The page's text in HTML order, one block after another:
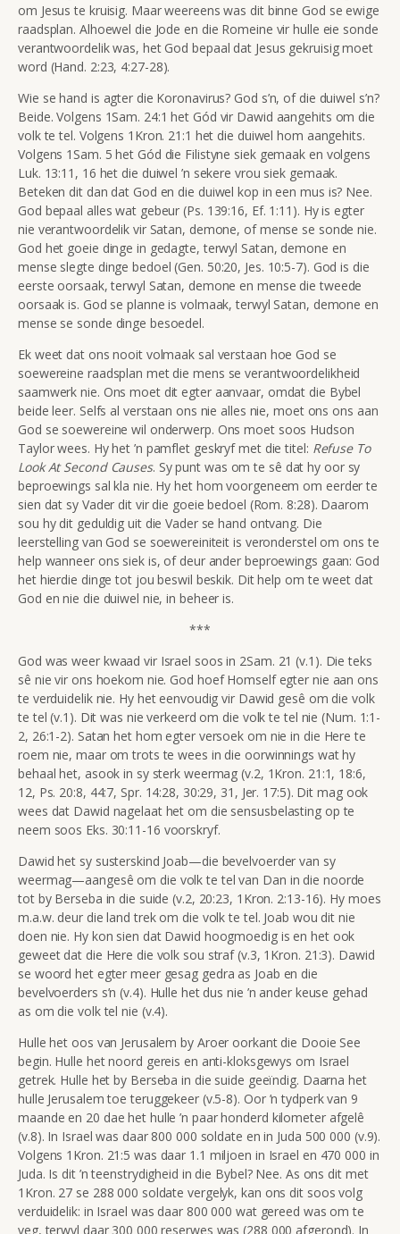
om Jesus te kruisig. Maar weereens was dit binne God se ewige
raadsplan. Alhoewel die Jode en die Romeine vir hulle eie sonde
verantwoordelik was, het God bepaal dat Jesus gekruisig moet
word (Hand. 2:23, 4:27-28).
Wie se hand is agter die Koronavirus? God s’n, of die duiwel s’n?
Beide. Volgens 1Sam. 24:1 het Gód vir Dawid aangehits om die
volk te tel. Volgens 1Kron. 21:1 het die duiwel hom aangehits.
Volgens 1Sam. 5 het Gód die Filistyne siek gemaak en volgens
Luk. 13:11, 16 het die duiwel ’n sekere vrou siek gemaak.
Beteken dit dan dat God en die duiwel kop in een mus is? Nee.
God bepaal alles wat gebeur (Ps. 139:16, Ef. 1:11). Hy is egter
nie verantwoordelik vir Satan, demone, of mense se sonde nie.
God het goeie dinge in gedagte, terwyl Satan, demone en
mense slegte dinge bedoel (Gen. 50:20, Jes. 10:5-7). God is die
eerste oorsaak, terwyl Satan, demone en mense die tweede
oorsaak is. God se planne is volmaak, terwyl Satan, demone en
mense se sonde dinge besoedel.
Ek weet dat ons nooit volmaak sal verstaan hoe God se
soewereine raadsplan met die mens se verantwoordelikheid
saamwerk nie. Ons moet dit egter aanvaar, omdat die Bybel
beide leer. Selfs al verstaan ons nie alles nie, moet ons ons aan
God se soewereine wil onderwerp. Ons moet soos Hudson
Taylor wees. Hy het ’n pamflet geskryf met die titel: Refuse To
Look At Second Causes. Sy punt was om te sê dat hy oor sy
beproewings sal kla nie. Hy het hom voorgeneem om eerder te
sien dat sy Vader dit vir die goeie bedoel (Rom. 8:28). Daarom
sou hy dit geduldig uit die Vader se hand ontvang. Die
leerstelling van God se soewereiniteit is veronderstel om ons te
help wanneer ons siek is, of deur ander beproewings gaan: God
het hierdie dinge tot jou beswil beskik. Dit help om te weet dat
God en nie die duiwel nie, in beheer is.
***
God was weer kwaad vir Israel soos in 2Sam. 21 (v.1). Die teks
sê nie vir ons hoekom nie. God hoef Homself egter nie aan ons
te verduidelik nie. Hy het eenvoudig vir Dawid gesê om die volk
te tel (v.1). Dit was nie verkeerd om die volk te tel nie (Num. 1:1-
2, 26:1-2). Satan het hom egter versoek om nie in die Here te
roem nie, maar om trots te wees in die oorwinnings wat hy
behaal het, asook in sy sterk weermag (v.2, 1Kron. 21:1, 18:6,
12, Ps. 20:8, 44:7, Spr. 14:28, 30:29, 31, Jer. 17:5). Dit mag ook
wees dat Dawid nagelaat het om die sensusbelasting op te
neem soos Eks. 30:11-16 voorskryf.
Dawid het sy susterskind Joab—die bevelvoerder van sy
weermag—aangesê om die volk te tel van Dan in die noorde
tot by Berseba in die suide (v.2, 20:23, 1Kron. 2:13-16). Hy moes
m.a.w. deur die land trek om die volk te tel. Joab wou dit nie
doen nie. Hy kon sien dat Dawid hoogmoedig is en het ook
geweet dat die Here die volk sou straf (v.3, 1Kron. 21:3). Dawid
se woord het egter meer gesag gedra as Joab en die
bevelvoerders s’n (v.4). Hulle het dus nie ’n ander keuse gehad
as om die volk tel nie (v.4).
Hulle het oos van Jerusalem by Aroer oorkant die Dooie See
begin. Hulle het noord gereis en anti-kloksgewys om Israel
getrek. Hulle het by Berseba in die suide geeïndig. Daarna het
hulle Jerusalem toe teruggekeer (v.5-8). Oor ’n tydperk van 9
maande en 20 dae het hulle ’n paar honderd kilometer afgelê
(v.8). In Israel was daar 800 000 soldate en in Juda 500 000 (v.9).
Volgens 1Kron. 21:5 was daar 1.1 miljoen in Israel en 470 000 in
Juda. Is dit ’n teenstrydigheid in die Bybel? Nee. As ons dit met
1Kron. 27 se 288 000 soldate vergelyk, kan ons dit soos volg
verduidelik: in Israel was daar 800 000 wat gereed was om te
veg, terwyl daar 300 000 reserwes was (288 000 afgerond). In